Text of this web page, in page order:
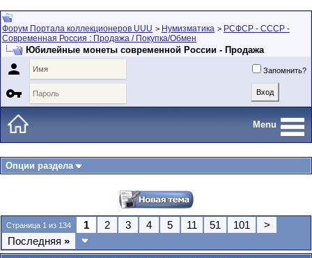
Форум Портала коллекционеров UUU > Нумизматика > РСФСР - СССР -
Современная Россия : Продажа / Покупка/Обмен
Юбилейные монеты современной России - Продажа
 Запомнить?

Menu
Опции раздела
Страница 1 из 134 1 2 3 4 5 11 51 101
>
Последняя »